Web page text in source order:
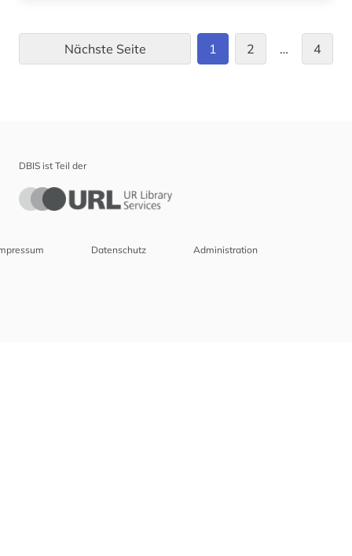
Nächste Seite 1 2 … 4
DBIS ist Teil der
Datenschutz Administration